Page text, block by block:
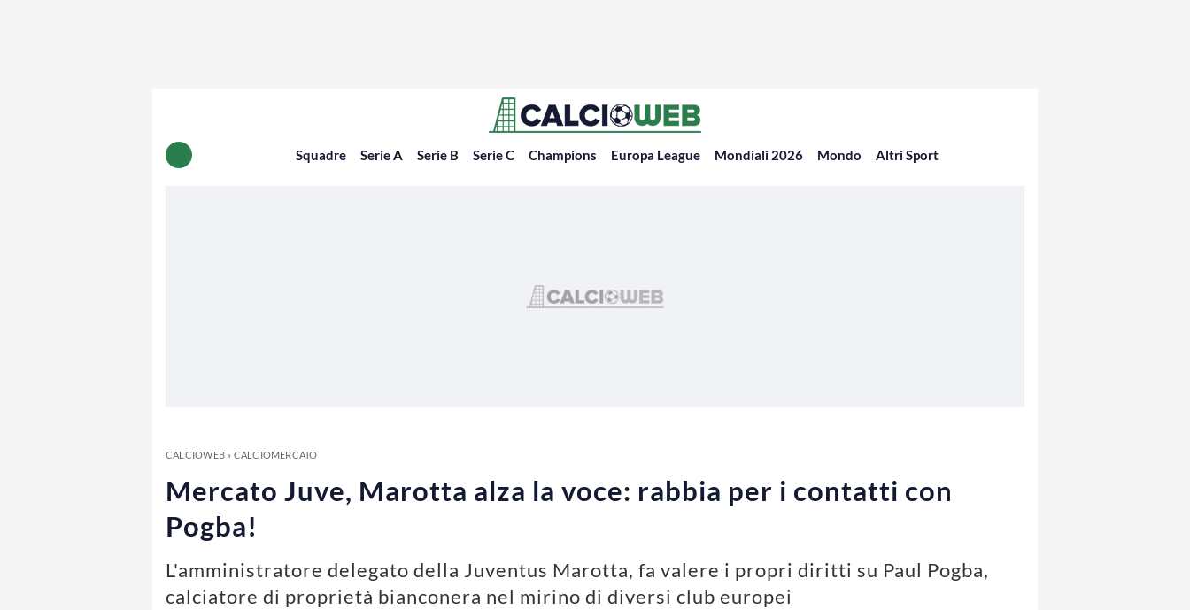
Squadre Serie A Serie B Serie C Champions Europa League Mondiali 2026 Mondo Altri Sport
CALCIOWEB» CALCIOMERCATO
Mercato Juve, Marotta alza la voce: rabbia per i contatti con
Pogba!
L'amministratore delegato della Juventus Marotta, fa valere i propri diritti su Paul Pogba,
calciatore di proprietà bianconera nel mirino di diversi club europei